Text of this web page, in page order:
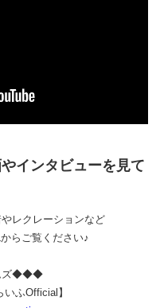
インタビューを見て
レクレーションなど
らご覧ください♪
◆◆◆
Official】